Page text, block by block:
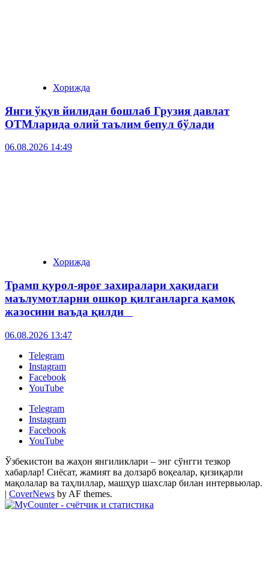
Хорижда
Янги ўқув йилидан бошлаб Грузия давлат
ОТМларида олий таълим бепул бўлади
06.08.2026 14:49
Хорижда
Трамп қурол-яроғ захиралари ҳақидаги
маълумотларни ошкор қилганларга қамоқ
жазосини ваъда қилди
06.08.2026 13:47
Telegram
Instagram
Facebook
YouTube
Telegram
Instagram
Facebook
YouTube
Ўзбекистон ва жаҳон янгиликлари – энг сўнгги тезкор
хабарлар! Сиёсат, жамият ва долзарб воқеалар, қизиқарли
мақолалар ва таҳлиллар, машҳур шахслар билан интервьюлар.
| CoverNews by AF themes.